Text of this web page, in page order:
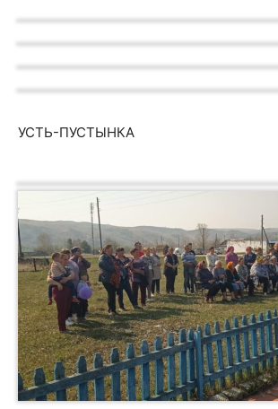
УСТЬ-ПУСТЫНКА